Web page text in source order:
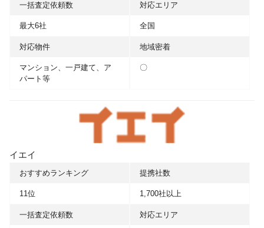
一括査定依頼数
最大6社
対応エリア
全国
対応物件
マンション、一戸建て、ア
パート等
地域密着
〇
イエイ
おすすめランキング
11位
提携社数
1,700社以上
一括査定依頼数 対応エリア